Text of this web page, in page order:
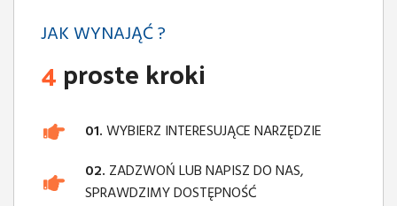
JAK WYNAJĄĆ ?
4proste kroki
01.WYBIERZ INTERESUJĄCE NARZĘDZIE
02. ZADZWOŃ LUB NAPISZ DO NAS,
SPRAWDZIMY DOSTĘPNOŚĆ